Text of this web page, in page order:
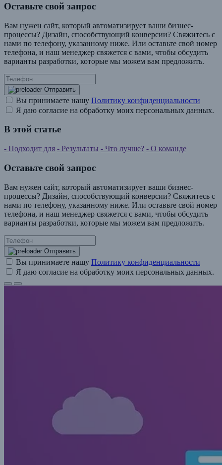
Оставьте свой запрос
Вам нужен сайт, который автоматизирует ваши бизнес-
процессы? Дизайн, способствующий конверсии? Свяжитесь с
нами по телефону, указанному ниже. Или оставьте свой номер
телефона, и наш менеджер свяжется с вами, чтобы обсудить
варианты разработки, которые мы можем вам предложить.
Отправить
Вы принимаете нашу Политику конфиденциальности
Я даю согласие на обработку моих персональных данных.
В этой статье
- Подходит для - Результаты - Что лучше? - О команде
Оставьте свой запрос
Вам нужен сайт, который автоматизирует ваши бизнес-
процессы? Дизайн, способствующий конверсии? Свяжитесь с
нами по телефону, указанному ниже. Или оставьте свой номер
телефона, и наш менеджер свяжется с вами, чтобы обсудить
варианты разработки, которые мы можем вам предложить.
Отправить
Вы принимаете нашу Политику конфиденциальности
Я даю согласие на обработку моих персональных данных.